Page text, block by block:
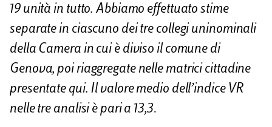
19 unità in tutto. Abbiamo effettuato stime
separate in ciascuno dei tre collegi uninominali
della Camera in cui è diviso il comune di
Genova, poi riaggregate nelle matrici cittadine
presentate qui. Il valore medio dell’indice VR
nelle tre analisi è pari a 13,3.